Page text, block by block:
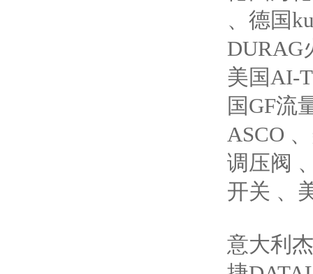
、德国
DURAG
美国AI-
国GF流
ASCO
调压阀
开关 、
意大利